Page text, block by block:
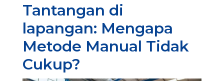
Tantangan di
lapangan: Mengapa
Metode Manual Tidak
Cukup?